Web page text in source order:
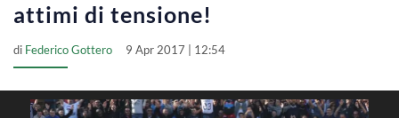
attimi di tensione!
di Federico Gottero 9 Apr 2017 | 12:54